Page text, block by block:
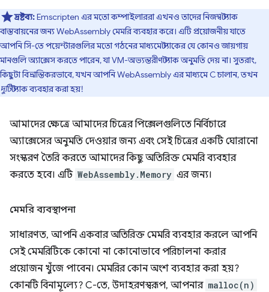
দ্রষ্টব্য:Emscripten এর মতো কম্পাইলাররা এখনও তাদের নিজস্ব স্ট্যাক
বাস্তবায়নের জন্য WebAssembly মেমরি ব্যবহার করে। এটি প্রয়োজনীয় যাতে
আপনি সি-তে পয়েন্টারগুলির মতো গঠনের মাধ্যমে স্ট্যাকের যে কোনও জায়গায়
মানগুলি অ্যাক্সেস করতে পারেন, যা VM-অভ্যন্তরীণ স্ট্যাক অনুমতি দেয় না। সুতরাং,
কিছুটা বিভ্রান্তিকরভাবে, যখন আপনি WebAssembly এর মাধ্যমে C চালান, তখন
দুটিস্ট্যাক ব্যবহার করা হয়!
আমাদের ক্ষেত্রে আমাদের চিত্রের পিক্সেলগুলিতে নির্বিচারে
অ্যাক্সেসের অনুমতি দেওয়ার জন্য এবং সেই চিত্রের একটি ঘোরানো
সংস্করণ তৈরি করতে আমাদের কিছু অতিরিক্ত মেমরি ব্যবহার
করতে হবে। এটি WebAssembly.Memory এর জন্য।
মেমরি ব্যবস্থাপনা
সাধারণত, আপনি একবার অতিরিক্ত মেমরি ব্যবহার করলে আপনি
সেই মেমরিটিকে কোনো না কোনোভাবে পরিচালনা করার
প্রয়োজন খুঁজে পাবেন। মেমরির কোন অংশ ব্যবহার করা হয়?
কোনটি বিনামূল্যে? C-তে, উদাহরণস্বরূপ, আপনার malloc(n)